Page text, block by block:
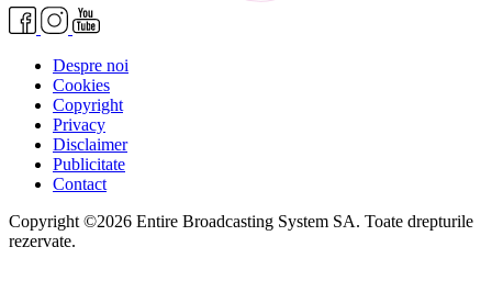
Despre noi
Cookies
Copyright
Privacy
Disclaimer
Publicitate
Contact
Copyright ©2026 Entire Broadcasting System SA. Toate drepturile
rezervate.